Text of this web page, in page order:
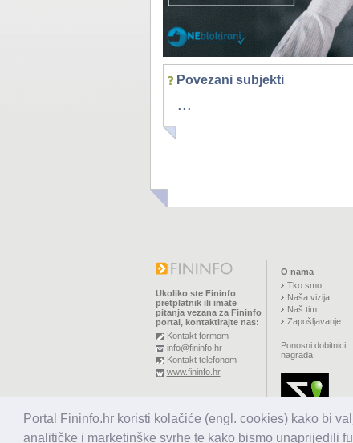
Portal Fininfo.hr koristi kolačiće (engl. cookies) kako bi
analitičke i marketinške svrhe te kako bismo unaprijedili
Povezani subjekti
...
Ukoliko ste Fininfo
pretplatnik ili imate
pitanja vezana za Fininfo
portal, kontaktirajte nas:
Kontakt formom
info@fininfo.hr
Kontakt telefonom
www.fininfo.hr
Sva prava pridržana.
O nama
Tko smo
Naša vizija
Naš tim
Zapošljavanje
Ponosni dobitnici
nagrada: